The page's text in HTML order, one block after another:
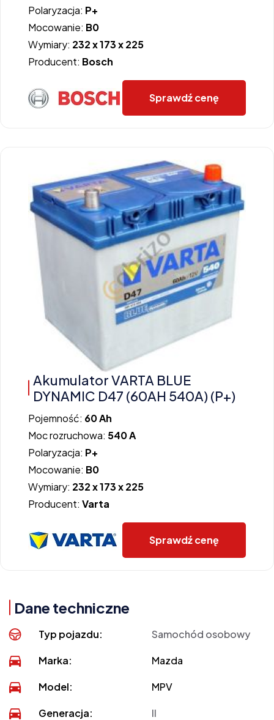
Polaryzacja: P+
Mocowanie: B0
Wymiary: 232 x 173 x 225
Producent: Bosch
Sprawdź cenę
Akumulator VARTA BLUE
DYNAMIC D47 (60AH 540A) (P+)
Pojemność: 60 Ah
Moc rozruchowa: 540 A
Polaryzacja: P+
Mocowanie: B0
Wymiary: 232 x 173 x 225
Producent: Varta
Sprawdź cenę
Dane techniczne
Typ pojazdu: Samochód osobowy
Marka: Mazda
Model: MPV
Generacja: II